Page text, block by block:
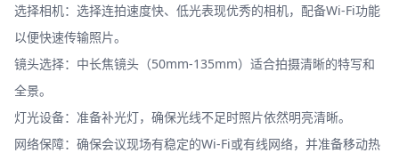
选择相机：选择连拍速度快、低光表现优秀的相机，配备Wi-Fi功能
以便快速传输照片。
镜头选择：中长焦镜头（50mm-135mm）适合拍摄清晰的特写和
全景。
灯光设备：准备补光灯，确保光线不足时照片依然明亮清晰。
网络保障：确保会议现场有稳定的Wi-Fi或有线网络，并准备移动热